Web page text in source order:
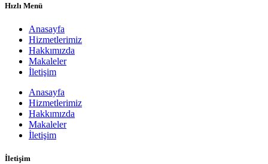
Hızlı Menü
Anasayfa
Hizmetlerimiz
Hakkımızda
Makaleler
İletişim
Anasayfa
Hizmetlerimiz
Hakkımızda
Makaleler
İletişim
İletişim